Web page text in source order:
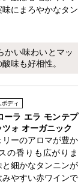
にまろやかなタン
かい味わいとマッ
味も好相性。
ディ
ーラ エラ モンテプ
ォ オーガニック
ーのアロマが豊か
の香りも広がりま
細かなタンニンが
やすい赤ワインで